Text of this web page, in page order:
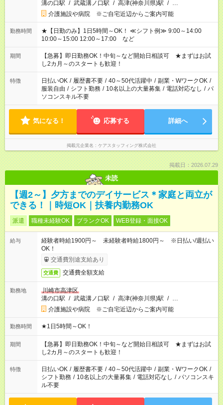
溝の口駅 / 武蔵溝ノ口駅 / 高津(神奈川県)駅 / …
介護施設や病院 ※ご自宅近辺からご案内可能
勤務時間
★【日勤のみ】1日5時間～OK！ ≪シフト例≫ 9:00～14:00
10:00～15:00 12:00～17:00 など
期間
【急募】即日勤務OK！中旬～など開始日相談可 ★まずはお試
し2カ月～のスタートも歓迎！
特徴 日払いOK / 履歴書不要 / 40～50代活躍中 / 副業・WワークOK /
服装自由 / シフト勤務 / 10名以上の大量募集 / 電話対応なし / パ
ソコンスキル不要
気になる！ 応募する 詳細へ
掲載元企業名 ケアスタッフィング株式会社
掲載日：2026.07.29
未読
【週2～】夕方までのデイサービス＊家庭と両立が
できる！｜時短OK｜扶養内勤務OK
派遣 職種未経験OK ブランクOK WEB登録・面接OK
給与
経験者時給1900円～ 未経験者時給1800円～ ※日払い/週払い
OK！
交通費別途支給あり
交通費 交通費全額支給
勤務地
川崎市高津区
溝の口駅 / 武蔵溝ノ口駅 / 高津(神奈川県)駅 / …
介護施設や病院 ※ご自宅近辺からご案内可能
勤務時間 ★1日5時間～OK！
期間
【急募】即日勤務OK！中旬～など開始日相談可 ★まずはお試
し2カ月～のスタートも歓迎！
特徴 日払いOK / 履歴書不要 / 40～50代活躍中 / 副業・WワークOK /
シフト勤務 / 10名以上の大量募集 / 電話対応なし / パソコンスキ
ル不要